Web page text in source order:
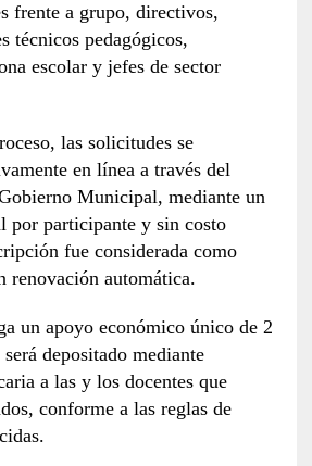
frente a grupo, directivos,
técnicos pedagógicos,
escolar y jefes de sector
las solicitudes se
en línea a través del
Municipal, mediante un
por participante y sin costo
fue considerada como
renovación automática.
un apoyo económico único de 2
depositado mediante
a las y los docentes que
conforme a las reglas de